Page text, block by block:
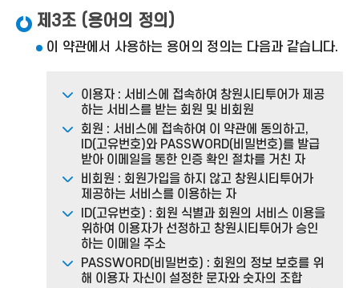
제3조 (용어의 정의)
이 약관에서 사용하는 용어의 정의는 다음과 같습니다.
이용자 : 서비스에 접속하여 창원시티투어가 제공
하는 서비스를 받는 회원 및 비회원
회원 : 서비스에 접속하여 이 약관에 동의하고,
ID(고유번호)와 PASSWORD(비밀번호)를 발급
받아 이메일을 통한 인증 확인 절차를 거친 자
비회원 : 회원가입을 하지 않고 창원시티투어가
제공하는 서비스를 이용하는 자
ID(고유번호) : 회원 식별과 회원의 서비스 이용을
위하여 이용자가 선정하고 창원시티투어가 승인
하는 이메일 주소
PASSWORD(비밀번호) : 회원의 정보 보호를 위
해 이용자 자신이 설정한 문자와 숫자의 조합